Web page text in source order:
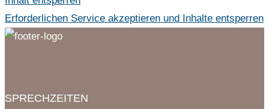
Erforderlichen Service akzeptieren und Inhalte entsperren
SPRECHZEITEN